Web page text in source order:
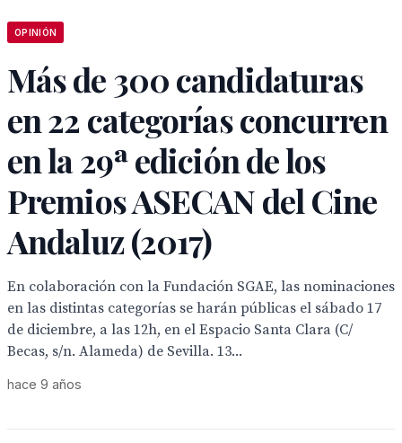
OPINIÓN
Más de 300 candidaturas
en 22 categorías concurren
en la 29ª edición de los
Premios ASECAN del Cine
Andaluz (2017)
En colaboración con la Fundación SGAE, las nominaciones
en las distintas categorías se harán públicas el sábado 17
de diciembre, a las 12h, en el Espacio Santa Clara (C/
Becas, s/n. Alameda) de Sevilla. 13...
hace 9 años